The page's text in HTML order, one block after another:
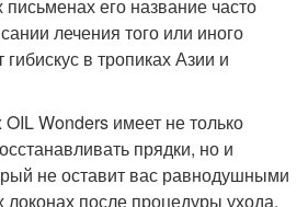
его название часто
лечения того или иного
в тропиках Азии и
Wonders имеет не только
прядки, но и
не оставит вас равнодушными
локонах после процедуры ухода.